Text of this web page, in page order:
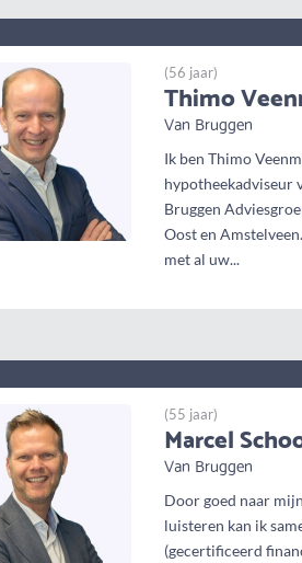
(56 jaar)
Thimo
Van Bruggen
Ik ben Thimo
hypotheekadviseur
Bruggen
Oost en
met al uw...
(55 jaar)
Marcel
Van Bruggen
Door goed naar
luisteren kan ik
(gecertificeerd